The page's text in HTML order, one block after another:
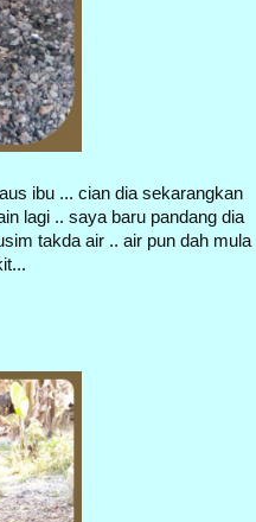
ibu ... cian dia sekarangkan
lagi .. saya baru pandang dia
takda air .. air pun dah mula